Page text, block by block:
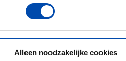
Alleen noodzakelijke cookies